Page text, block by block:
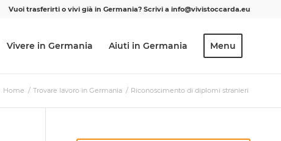
Vuoi trasferirti o vivi già in Germania? Scrivi a info@vivistoccarda.eu
Vivere in Germania Aiuti in Germania Menu
Home / Trovare lavoro in Germania / Riconoscimento di diplomi stranieri